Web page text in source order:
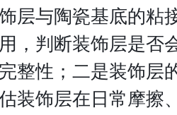
层与陶瓷基底的粘
，判断装饰层是否
整性；二是装饰层
装饰层在日常摩擦